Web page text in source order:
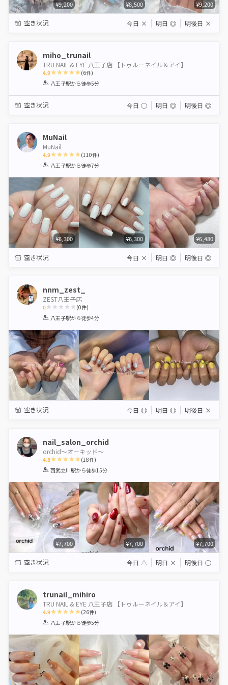
¥9,200 ¥8,500 ¥9,200
空き状況 今日 × 明日 ◎ 明後日 ×
miho_trunail
TRU NAIL & EYE 八王子店 【トゥルーネイル＆アイ】
4.9
1 2 3 4 5
(6件)
八王子駅から徒歩5分
空き状況 今日 ◯ 明日 ◎ 明後日 ◎
MuNail
MuNail
4.9
1 2 3 4 5
(110件)
八王子駅から徒歩7分
¥6,300 ¥6,300 ¥6,480
空き状況 今日 × 明日 ◎ 明後日 ◎
nnm_zest_
ZEST八王子店
0
1 2 3 4 5
(0件)
八王子駅から徒歩4分
空き状況 今日 ◎ 明日 ◎ 明後日 ×
nail_salon_orchid
orchid～オーキッド～
4.8
1 2 3 4 5
(18件)
西武立川駅から徒歩15分
¥7,700 ¥7,700 ¥7,700
空き状況 今日 △ 明日 × 明後日 ◯
trunail_mihiro
TRU NAIL & EYE 八王子店 【トゥルーネイル＆アイ】
4.9
1 2 3 4 5
(26件)
八王子駅から徒歩5分